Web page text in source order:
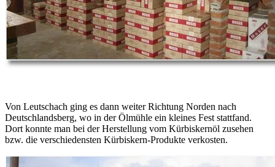
Von Leutschach ging es dann weiter Richtung Norden nach
Deutschlandsberg, wo in der Ölmühle ein kleines Fest stattfand.
Dort konnte man bei der Herstellung vom Kürbiskernöl zusehen
bzw. die verschiedensten Kürbiskern-Produkte verkosten.